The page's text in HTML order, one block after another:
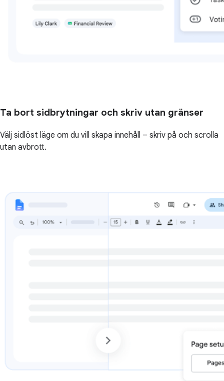
Ta bort sidbrytningar och skriv utan gränser
Välj sidlöst läge om du vill skapa innehåll – skriv på och scrolla
utan avbrott.